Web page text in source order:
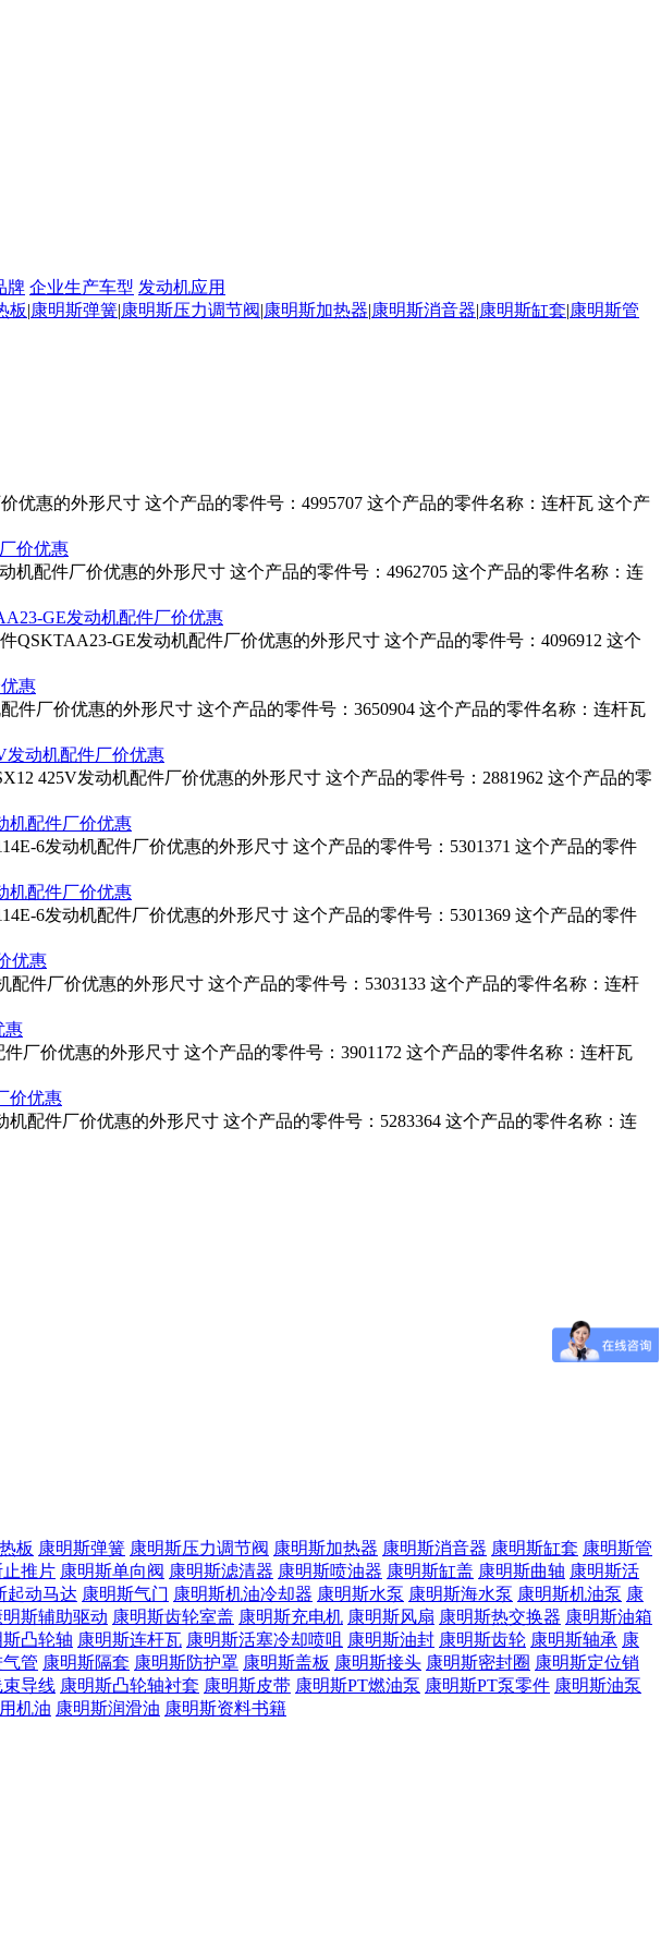
牌 企业生产车型 发动机应用
板|康明斯弹簧|康明斯压力调节阀|康明斯加热器|康明斯消音器|康明斯缸套|康明斯管
优惠的外形尺寸 这个产品的零件号：4995707 这个产品的零件名称：连杆瓦 这个产
价优惠
机配件厂价优惠的外形尺寸 这个产品的零件号：4962705 这个产品的零件名称：连
GE发动机配件厂价优惠
QSKTAA23-GE发动机配件厂价优惠的外形尺寸 这个产品的零件号：4096912 这个
惠
件厂价优惠的外形尺寸 这个产品的零件号：3650904 这个产品的零件名称：连杆瓦
发动机配件厂价优惠
425V发动机配件厂价优惠的外形尺寸 这个产品的零件号：2881962 这个产品的零
机配件厂价优惠
6发动机配件厂价优惠的外形尺寸 这个产品的零件号：5301371 这个产品的零件
机配件厂价优惠
6发动机配件厂价优惠的外形尺寸 这个产品的零件号：5301369 这个产品的零件
优惠
件厂价优惠的外形尺寸 这个产品的零件号：5303133 这个产品的零件名称：连杆
惠
厂价优惠的外形尺寸 这个产品的零件号：3901172 这个产品的零件名称：连杆瓦
价优惠
配件厂价优惠的外形尺寸 这个产品的零件号：5283364 这个产品的零件名称：连
板 康明斯弹簧 康明斯压力调节阀 康明斯加热器 康明斯消音器 康明斯缸套 康明斯管
止推片 康明斯单向阀 康明斯滤清器 康明斯喷油器 康明斯缸盖 康明斯曲轴 康明斯活
起动马达 康明斯气门 康明斯机油冷却器 康明斯水泵 康明斯海水泵 康明斯机油泵 康
明斯辅助驱动 康明斯齿轮室盖 康明斯充电机 康明斯风扇 康明斯热交换器 康明斯油箱
斯凸轮轴 康明斯连杆瓦 康明斯活塞冷却喷咀 康明斯油封 康明斯齿轮 康明斯轴承 康
管 康明斯隔套 康明斯防护罩 康明斯盖板 康明斯接头 康明斯密封圈 康明斯定位销
束导线 康明斯凸轮轴衬套 康明斯皮带 康明斯PT燃油泵 康明斯PT泵零件 康明斯油泵
机油 康明斯润滑油 康明斯资料书籍